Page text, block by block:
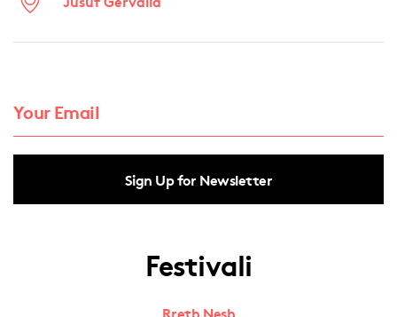
Sign Up for Newsletter
Festivali
Rreth Nesh